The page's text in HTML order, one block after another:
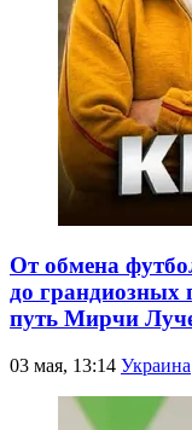
От обмена
до грандиозных
путь Мирчи
03 мая, 13:14 Украина